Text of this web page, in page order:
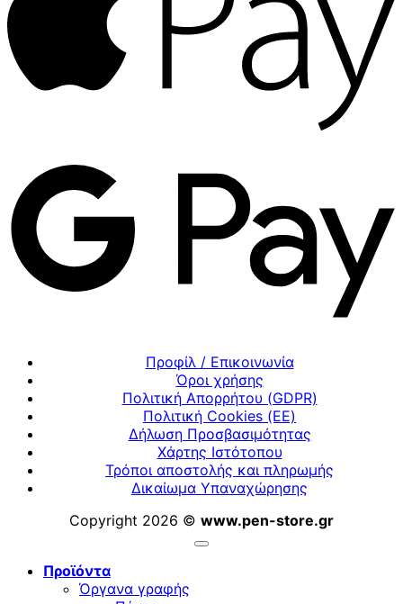
Προφίλ / Επικοινωνία
Όροι χρήσης
Πολιτική Απορρήτου (GDPR)
Πολιτική Cookies (ΕΕ)
Δήλωση Προσβασιμότητας
Χάρτης Ιστότοπου
Τρόποι αποστολής και πληρωμής
Δικαίωμα Υπαναχώρησης
Copyright 2026 © www.pen-store.gr
Προϊόντα
Όργανα γραφής